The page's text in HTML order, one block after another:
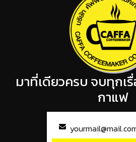
มาที่เดียวครบ จบทุกเ
กาแฟ